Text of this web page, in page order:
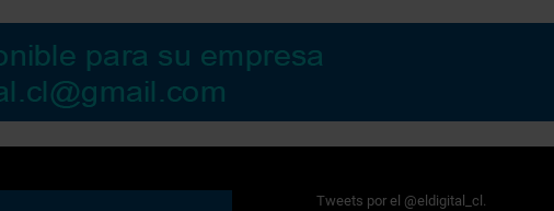
Tweets por el @eldigital_cl.